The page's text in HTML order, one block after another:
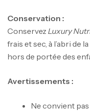
Conservation :
Conservez Luxury
frais et sec, à l’abri de
hors de portée des
Avertissements :
Ne convient